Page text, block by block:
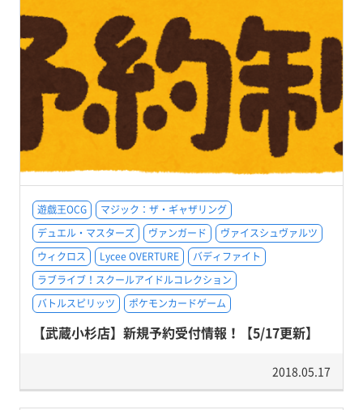
遊戯王OCG
マジック：ザ・ギャザリング
デュエル・マスターズ
ヴァンガード
ヴァイスシュヴァルツ
ウィクロス
Lycee OVERTURE
バディファイト
ラブライブ！スクールアイドルコレクション
バトルスピリッツ
ポケモンカードゲーム
【武蔵小杉店】新規予約受付情報！【5/17更新】
2018.05.17